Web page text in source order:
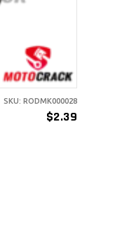
$2.39
SKU: RODMK000028